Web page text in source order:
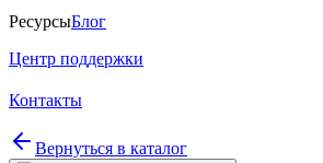
РесурсыБлог
Центр поддержки
Контакты
Вернуться в каталог